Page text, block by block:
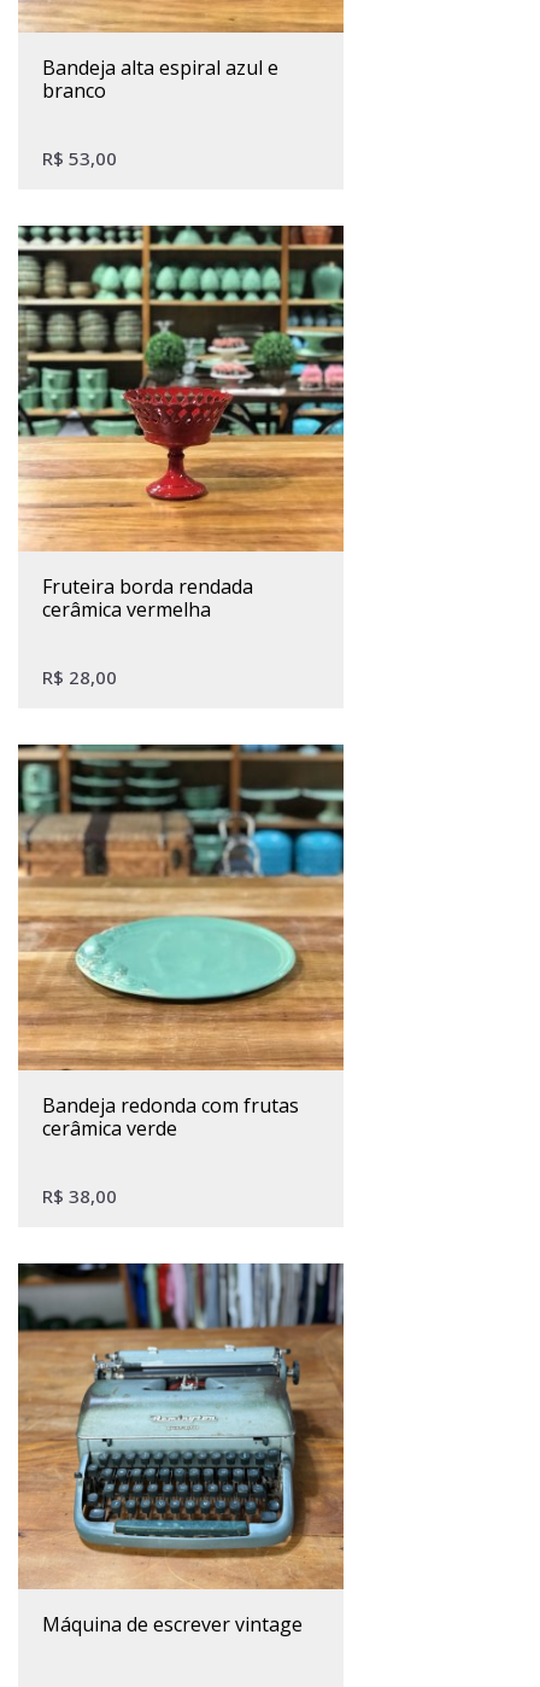
bandeja alta espiral azul e
branco
R$ 53,00
fruteira borda rendada
cerâmica vermelha
R$ 28,00
bandeja redonda com frutas
cerâmica verde
R$ 38,00
máquina de escrever vintage